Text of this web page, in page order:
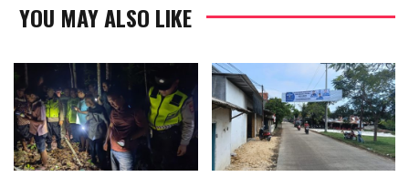
YOU MAY ALSO LIKE